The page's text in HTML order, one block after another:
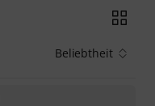
Beliebtheit